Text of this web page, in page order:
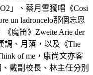
」、蔡月雪獨唱《Cosi
un ladroncelo那個忘恩
魔笛》Zweite Arie der
調、月落，以及《The
of me，康尚文亦客
戴副校長、林主任分別